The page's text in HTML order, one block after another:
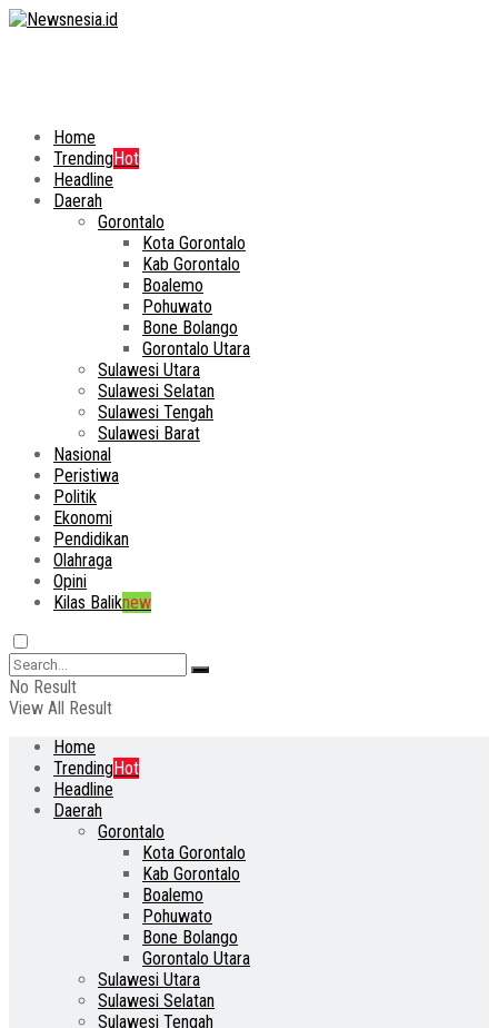
Home
TrendingHot
Headline
Daerah
Gorontalo
Kota Gorontalo
Kab Gorontalo
Boalemo
Pohuwato
Bone Bolango
Gorontalo Utara
Sulawesi Utara
Sulawesi Selatan
Sulawesi Tengah
Sulawesi Barat
Nasional
Peristiwa
Politik
Ekonomi
Pendidikan
Olahraga
Opini
Kilas Baliknew
No Result
View All Result
Home
TrendingHot
Headline
Daerah
Gorontalo
Kota Gorontalo
Kab Gorontalo
Boalemo
Pohuwato
Bone Bolango
Gorontalo Utara
Sulawesi Utara
Sulawesi Selatan
Sulawesi Tengah